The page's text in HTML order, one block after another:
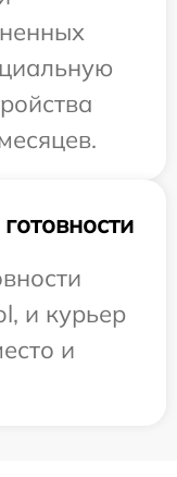
и курьер
и